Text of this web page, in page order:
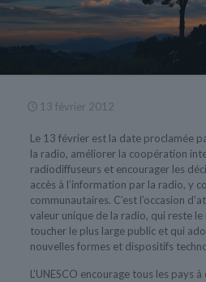
13 février 2012
Le 13 février est la date proclamée
la radio, améliorer la coopération
radiodiffuseurs et encourager les
accès à l’information par la radio, y
communautaires. C’est l’occasion
valeur unique de la radio, qui reste
toucher le plus large public et qui
nouvelles formes et dispositifs
L’UNESCO encourage tous les pays